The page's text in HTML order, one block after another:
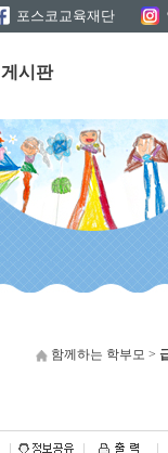
포스코교육재단
게시판
함께하는 학부모 >